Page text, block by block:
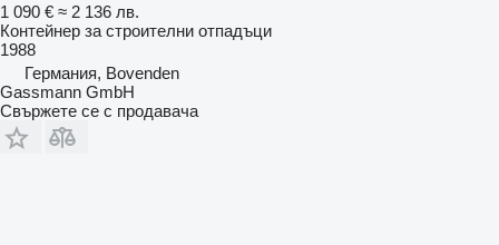
1 090 € ≈ 2 136 лв.
Контейнер за строителни отпадъци
1988
Германия, Bovenden
Gassmann GmbH
Свържете се с продавача